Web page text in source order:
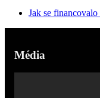
Jak se
Média